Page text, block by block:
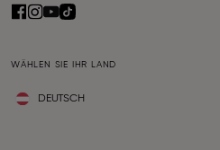
WÄHLEN SIE IHR LAND
DEUTSCH